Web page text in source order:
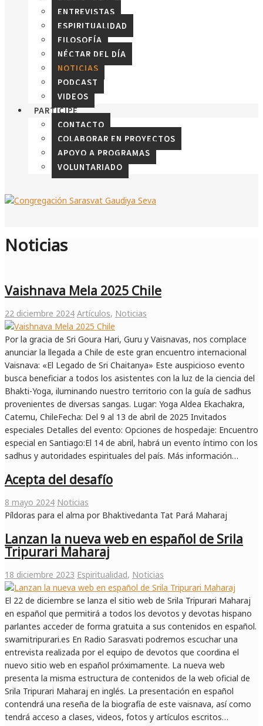
ENTREVISTAS
ESPIRITUALIDAD
FILOSOFÍA
NÉCTAR DEL DÍA
NOTICIAS
PODCAST
VIDEOS
PARTICIPE
CONTACTO
COLABORAR EN PROYECTOS
APOYO A PROGRAMAS
VOLUNTARIADO
Noticias
Vaishnava Mela 2025 Chile
22 diciembre 2024 Artículos, Noticias
Por la gracia de Sri Goura Hari, Guru y Vaisnavas, nos complace
anunciar la llegada a Chile de este gran encuentro internacional
Vaisnava: «El Legado de Sri Chaitanya» Este auspicioso evento
busca beneficiar a todos los asistentes con la luz de la ciencia del
Bhakti-Yoga, iluminando nuestro territorio con la guía de sadhus
provenientes de diversas sangas. Lugar: Yoga Aldea Ekachakra,
Catemu, ChileFecha: Del 9 al 13 de abril de 2025 Invitados
especiales Detalles del evento: Opciones de hospedaje: Encuentro
especial en Santiago:El 14 de abril, habrá un evento íntimo con los
sadhus y autoridades espirituales del país. Más información…
Acepta del desafío
8 mayo 2024 Noticias
Píldoras para el alma por Bhaktivedanta Tat Pará Maharaj
Lanzan la nueva web en español de Srila
Tripurari Maharaj
18 diciembre 2023 Espiritualidad, Noticias
El 22 de diciembre se lanza el sitio web de Srila Tripurari Maharaj
en español que permitirá a todos los devotos y devotas hispano
parlantes acceder de forma gratuita a sus contenidos en español.
swamitripurari.es En Radio Sarasvati podremos escuchar una
entrevista realizada por el equipo de devotos que coordina el
nuevo sitio web en español próximamente. La nueva web
presenta la misma estructura de contenidos de la web oficial de
Srila Tripurari Maharaj en inglés. La presentación en español
contendrá una reseña de la biografía de este vaisnava, así como
tendrá acceso a clases, videos, fotos y artículos escritos…